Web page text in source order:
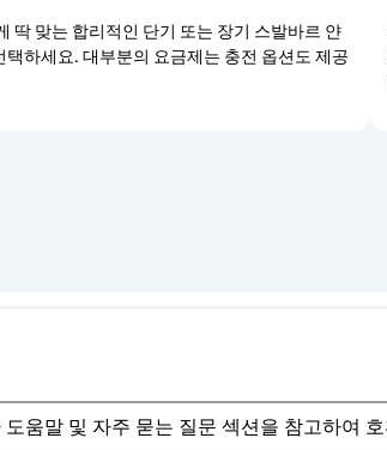
딱 맞는 합리적인 단기 또는 장기 스발바르 얀
하세요. 대부분의 요금제는 충전 옵션도 제공
움말 및 자주 묻는 질문 섹션을 참고하여